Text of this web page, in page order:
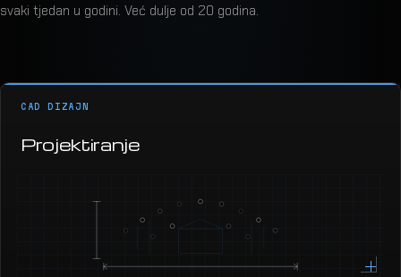
svaki tjedan u godini. Već dulje od 20 godina.
CAD DIZAJN
Projektiranje